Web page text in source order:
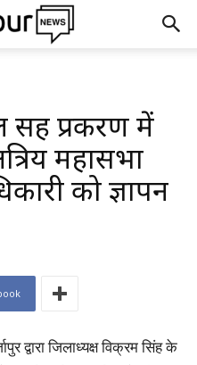
प्रकरण में
महासभा
को ज्ञापन
द्वारा जिलाध्यक्ष विक्रम सिंह के